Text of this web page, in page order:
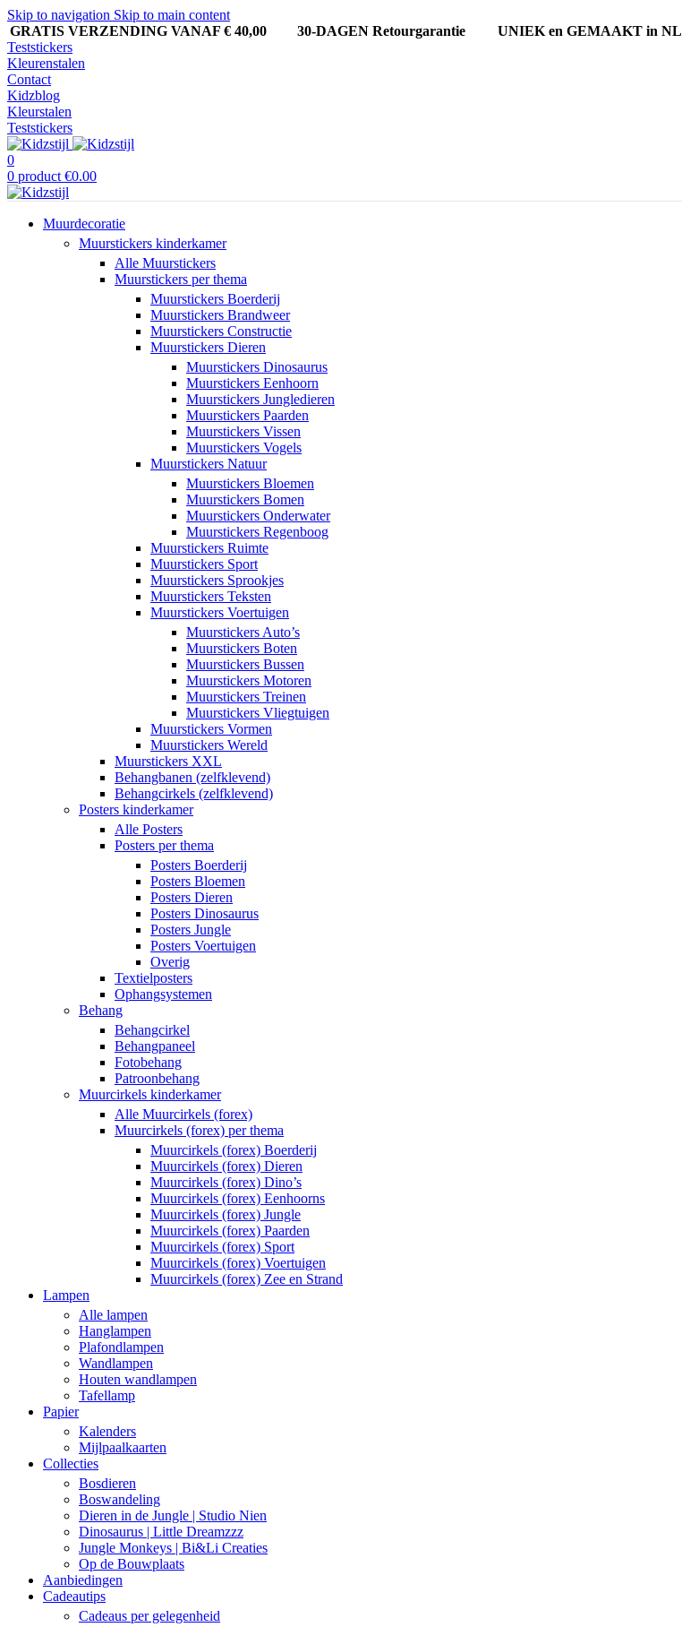
Skip to navigation Skip to main content
GRATIS VERZENDING VANAF € 40,00
30-DAGEN Retourgarantie UNIEK en GEMAAKT in NL
Teststickers
Kleurenstalen
Contact
Kidzblog
Kleurstalen
Teststickers
0
0 product €0.00
Muurdecoratie
Muurstickers kinderkamer
Alle Muurstickers
Muurstickers per thema
Muurstickers Boerderij
Muurstickers Brandweer
Muurstickers Constructie
Muurstickers Dieren
Muurstickers Dinosaurus
Muurstickers Eenhoorn
Muurstickers Jungledieren
Muurstickers Paarden
Muurstickers Vissen
Muurstickers Vogels
Muurstickers Natuur
Muurstickers Bloemen
Muurstickers Bomen
Muurstickers Onderwater
Muurstickers Regenboog
Muurstickers Ruimte
Muurstickers Sport
Muurstickers Sprookjes
Muurstickers Teksten
Muurstickers Voertuigen
Muurstickers Auto’s
Muurstickers Boten
Muurstickers Bussen
Muurstickers Motoren
Muurstickers Treinen
Muurstickers Vliegtuigen
Muurstickers Vormen
Muurstickers Wereld
Muurstickers XXL
Behangbanen (zelfklevend)
Behangcirkels (zelfklevend)
Posters kinderkamer
Alle Posters
Posters per thema
Posters Boerderij
Posters Bloemen
Posters Dieren
Posters Dinosaurus
Posters Jungle
Posters Voertuigen
Overig
Textielposters
Ophangsystemen
Behang
Behangcirkel
Behangpaneel
Fotobehang
Patroonbehang
Muurcirkels kinderkamer
Alle Muurcirkels (forex)
Muurcirkels (forex) per thema
Muurcirkels (forex) Boerderij
Muurcirkels (forex) Dieren
Muurcirkels (forex) Dino’s
Muurcirkels (forex) Eenhoorns
Muurcirkels (forex) Jungle
Muurcirkels (forex) Paarden
Muurcirkels (forex) Sport
Muurcirkels (forex) Voertuigen
Muurcirkels (forex) Zee en Strand
Lampen
Alle lampen
Hanglampen
Plafondlampen
Wandlampen
Houten wandlampen
Tafellamp
Papier
Kalenders
Mijlpaalkaarten
Collecties
Bosdieren
Boswandeling
Dieren in de Jungle | Studio Nien
Dinosaurus | Little Dreamzzz
Jungle Monkeys | Bi&Li Creaties
Op de Bouwplaats
Aanbiedingen
Cadeautips
Cadeaus per gelegenheid